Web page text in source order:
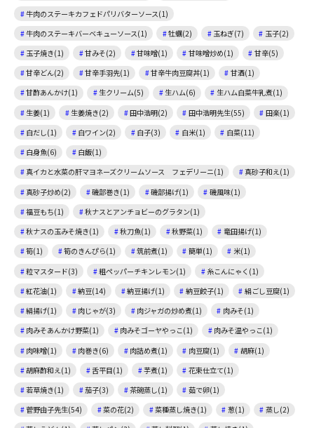
牛肉のステーキカフェドパリバターソース(1)
牛肉のステーキバーベキューソース(1)
牡蠣(2) 玉ねぎ(7)
玉子(2)
玉子焼き(1)
甘みそ(2) 甘味噌(1) 甘味噌炒め(1)
甘辛(5)
甘辛どん(2)
甘辛手羽先(1) 甘辛牛肉豆腐丼(1)
甘酒(1)
甘酢あんかけ(1)
生クリーム(5) 生ハム(6)
生ハム白菜牛乳煮(1)
生姜(1)
生姜焼き(2) 田中浩明(2) 田中浩明先生(55)
田楽(1)
白だし(1)
白ワイン(2) 白子(3) 白米(1)
白菜(11)
白身魚(6)
白飯(1)
真イカと水菜の肝マヨネーズクリームソース フェデリーニ(1)
真砂子和え(1)
真砂子炒め(2)
磯部巻き(1) 磯部揚げ(1)
磯風味(1)
福豆もち(1)
秋ナスとアンチョビーのグラタン(1)
秋ナスの玉みそ焼き(1)
秋刀魚(1) 秋野菜(1)
竜田揚げ(1)
筍(1)
筍のきんぴら(1) 筑前煮(1) 簡単(1)
米(1)
粒マスタード(3)
粗ペッパーチキンレモン(1)
糸こんにゃく(1)
紅花油(1)
納豆(14) 納豆揚げ(1) 納豆餃子(1)
絹ごし豆腐(1)
絹揚げ(1)
肉じゃが(3) 肉ジャガの炒め煮(1)
肉みそ(1)
肉みそあんかけ野菜(1)
肉みそゴーヤやっこ(1)
肉みそ温やっこ(1)
肉味噌(1)
肉巻き(6) 肉詰め煮(1) 肉豆腐(1)
胡麻(1)
胡麻酢和え(1)
舌平目(1) 芋煮(1)
花束仕立て(1)
若草焼き(1)
茄子(3) 茶碗蒸し(1)
茹で卵(1)
菅野由子先生(54)
菜の花(2) 菜種蒸し焼き(1) 葱(1)
蒸し(2)